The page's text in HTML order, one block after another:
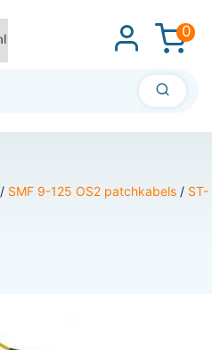
0
/ SMF 9-125 OS2 patchkabels / ST-